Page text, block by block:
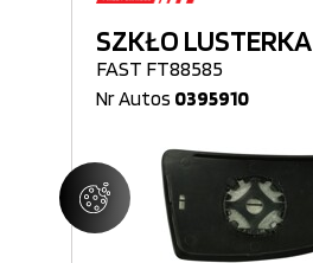
SZKŁO LUSTERKA
FAST FT88585
Nr Autos 0395910